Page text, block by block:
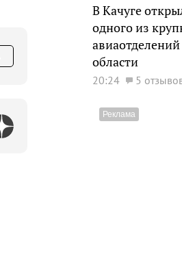
В Качуге
одного из
области
20:24 5